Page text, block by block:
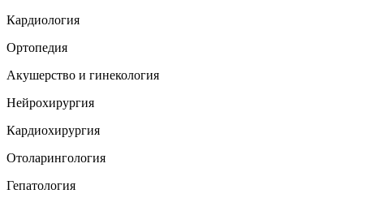
Кардиология
Ортопедия
Акушерство и гинекология
Нейрохирургия
Кардиохирургия
Отоларингология
Гепатология